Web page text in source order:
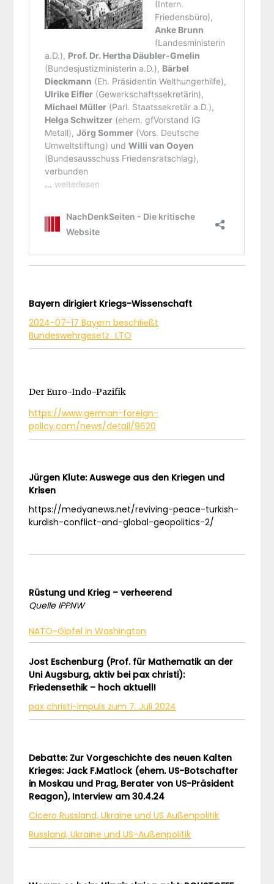
Bayern dirigiert Kriegs-Wissenschaft
2024-07-17 Bayern beschließt
Bundeswehrgesetz_LTO
Der Euro-Indo-Pazifik
https://www.german-foreign-
policy.com/news/detail/9620
Jürgen Klute: Auswege aus den Kriegen und
Krisen
https://medyanews.net/reviving-peace-turkish-
kurdish-conflict-and-global-geopolitics-2/
Rüstung und Krieg – verheerend
Quelle IPPNW
NATO-Gipfel in Washington
Jost Eschenburg (Prof. für Mathematik an der
Uni Augsburg, aktiv bei pax christi):
Friedensethik – hoch aktuell!
pax christi-Impuls zum 7. Juli 2024
Debatte: Zur Vorgeschichte des neuen Kalten
Krieges: Jack F.Matlock (ehem. US-Botschafter
in Moskau und Prag, Berater von US-Präsident
Reagon), Interview am 30.4.24
Cicero Russland, Ukraine und US Außenpolitik
Russland, Ukraine und US-Außenpolitik